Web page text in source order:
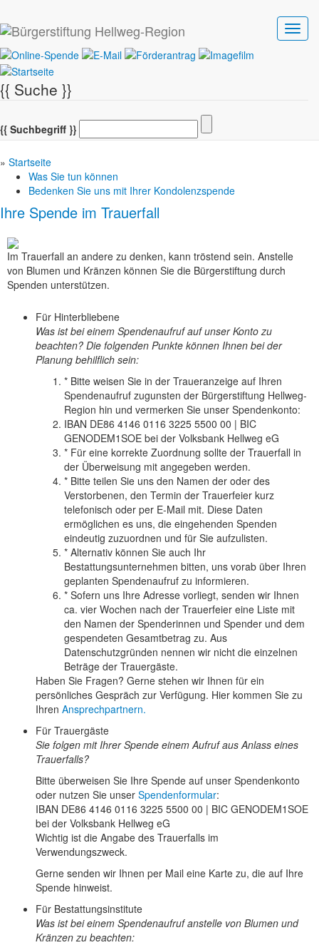
{{ Suche }}
{{ Suchbegriff }}
» Startseite
Was Sie tun können
Bedenken Sie uns mit Ihrer Kondolenzspende
Ihre Spende im Trauerfall
Im Trauerfall an andere zu denken, kann tröstend sein. Anstelle
von Blumen und Kränzen können Sie die Bürgerstiftung durch
Spenden unterstützen.
Für Hinterbliebene
Was ist bei einem Spendenaufruf auf unser Konto zu
beachten? Die folgenden Punkte können Ihnen bei der
Planung behilflich sein:
* Bitte weisen Sie in der Traueranzeige auf Ihren
Spendenaufruf zugunsten der Bürgerstiftung Hellweg-
Region hin und vermerken Sie unser Spendenkonto:
IBAN DE86 4146 0116 3225 5500 00 | BIC
GENODEM1SOE bei der Volksbank Hellweg eG
* Für eine korrekte Zuordnung sollte der Trauerfall in
der Überweisung mit angegeben werden.
* Bitte teilen Sie uns den Namen der oder des
Verstorbenen, den Termin der Trauerfeier kurz
telefonisch oder per E-Mail mit. Diese Daten
ermöglichen es uns, die eingehenden Spenden
eindeutig zuzuordnen und für Sie aufzulisten.
* Alternativ können Sie auch Ihr
Bestattungsunternehmen bitten, uns vorab über Ihren
geplanten Spendenaufruf zu informieren.
* Sofern uns Ihre Adresse vorliegt, senden wir Ihnen
ca. vier Wochen nach der Trauerfeier eine Liste mit
den Namen der Spenderinnen und Spender und dem
gespendeten Gesamtbetrag zu. Aus
Datenschutzgründen nennen wir nicht die einzelnen
Beträge der Trauergäste.
Haben Sie Fragen? Gerne stehen wir Ihnen für ein
persönliches Gespräch zur Verfügung. Hier kommen Sie zu
Ihren Ansprechpartnern.
Für Trauergäste
Sie folgen mit Ihrer Spende einem Aufruf aus Anlass eines
Trauerfalls?
Bitte überweisen Sie Ihre Spende auf unser Spendenkonto
oder nutzen Sie unser Spendenformular:
IBAN DE86 4146 0116 3225 5500 00 | BIC GENODEM1SOE
bei der Volksbank Hellweg eG
Wichtig ist die Angabe des Trauerfalls im
Verwendungszweck.
Gerne senden wir Ihnen per Mail eine Karte zu, die auf Ihre
Spende hinweist.
Für Bestattungsinstitute
Was ist bei einem Spendenaufruf anstelle von Blumen und
Kränzen zu beachten: